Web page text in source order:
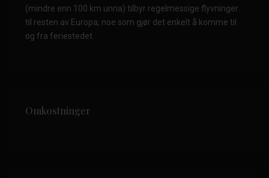
(mindre enn 100 km unna) tilbyr regelmessige flyvninger
til resten av Europa, noe som gjør det enkelt å komme til
og fra feriestedet.
Omkostninger